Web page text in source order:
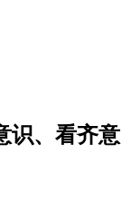
识、看齐意